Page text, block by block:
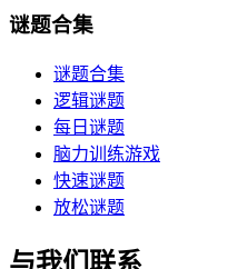
谜题合集
谜题合集
逻辑谜题
每日谜题
脑力训练游戏
快速谜题
放松谜题